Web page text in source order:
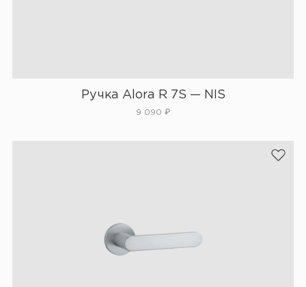
Ручка Alora R 7S — NIS
9 090 ₽